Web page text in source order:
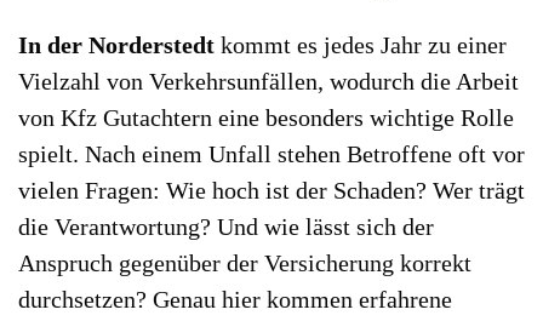
In der Norderstedt kommt es jedes Jahr zu einer
Vielzahl von Verkehrsunfällen, wodurch die Arbeit
von Kfz Gutachtern eine besonders wichtige Rolle
spielt. Nach einem Unfall stehen Betroffene oft vor
vielen Fragen: Wie hoch ist der Schaden? Wer trägt
die Verantwortung? Und wie lässt sich der
Anspruch gegenüber der Versicherung korrekt
durchsetzen? Genau hier kommen erfahrene